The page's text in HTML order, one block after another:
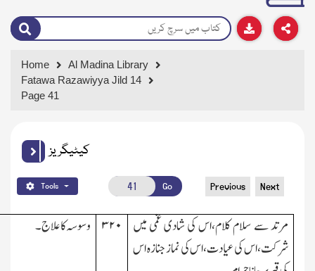
Home
Al Madina Library
Fatawa Razawiyya Jild 14
Page 41
کیٹیگریز
Tools Go Previous Next
مرتد سے سلام کلام،اس کی شادی غمی میں
شرکت،اس کی عیادت،اس کی نماز جنازہ اس
۳۲۰ وسوسہ کا علاج۔